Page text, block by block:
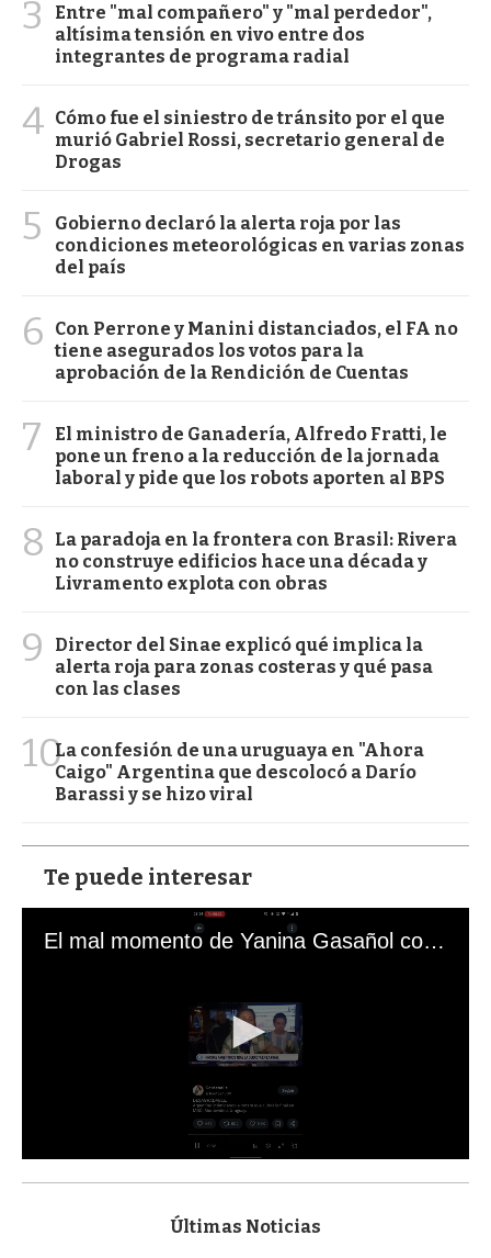
3
Entre "mal compañero" y "mal perdedor",
altísima tensión en vivo entre dos
integrantes de programa radial
4 Cómo fue el siniestro de tránsito por el que
murió Gabriel Rossi, secretario general de
Drogas
5
Gobierno declaró la alerta roja por las
condiciones meteorológicas en varias zonas
del país
6
Con Perrone y Manini distanciados, el FA no
tiene asegurados los votos para la
aprobación de la Rendición de Cuentas
7
El ministro de Ganadería, Alfredo Fratti, le
pone un freno a la reducción de la jornada
laboral y pide que los robots aporten al BPS
8
La paradoja en la frontera con Brasil: Rivera
no construye edificios hace una década y
Livramento explota con obras
9
Director del Sinae explicó qué implica la
alerta roja para zonas costeras y qué pasa
con las clases
10La confesión de una uruguaya en "Ahora
Caigo" Argentina que descolocó a Darío
Barassi y se hizo viral
Te puede interesar
El mal momento de Yanina Gasañol con un hincha argentino en "Subrayado"
s
Últimas Noticias